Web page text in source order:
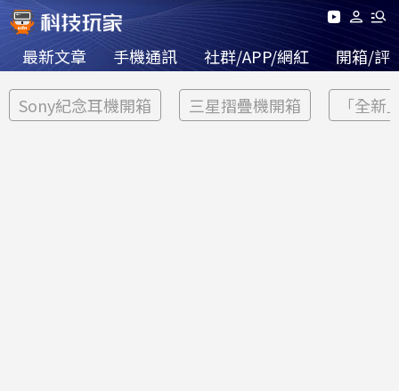
最新文章 手機通訊 社群/APP/網紅 開箱/評
Sony紀念耳機開箱 三星摺疊機開箱 「全新